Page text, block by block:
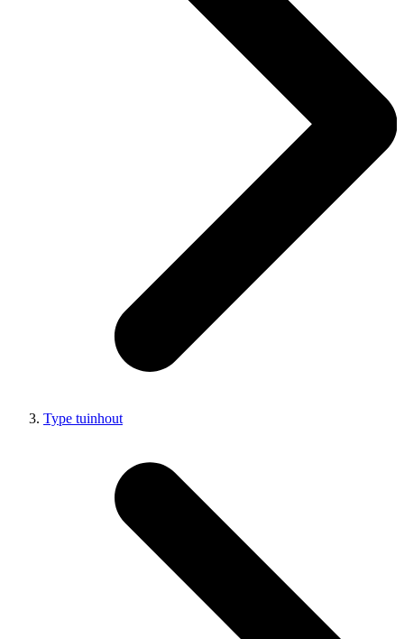
Type tuinhout